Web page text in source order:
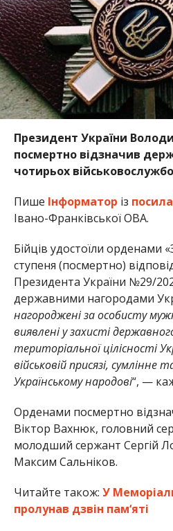
Президент України
посмертно відзначив
чотирьох
Пише Інформатор із
Івано-Франківської ОВА.
Бійців удостоїли орденами
ступеня (посмертно)
Президента України №29/
державними нагородами
нагороджені за особисту
виявлені у захисті
територіальної цілісності
військовій присязі, сумлінне
Українському народові“, —
Орденами посмертно
Віктор Вахнюк, головний
молодший сержант Сергій
Максим Сальніков.
Читайте також: У
пролунав дзвін пам‘яті